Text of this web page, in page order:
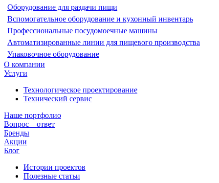
Оборудование для раздачи пищи
Вспомогательное оборудование и кухонный инвентарь
Профессиональные посудомоечные машины
Автоматизированные линии для пищевого производства
Упаковочное оборудование
О компании
Услуги
Технологическое проектирование
Технический сервис
Наше портфолио
Вопрос—ответ
Бренды
Акции
Блог
Истории проектов
Полезные статьи